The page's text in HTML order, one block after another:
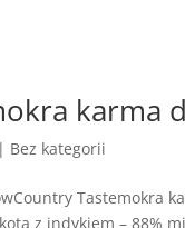
| Bez kategorii
Tastemokra
z indykiem – 88%